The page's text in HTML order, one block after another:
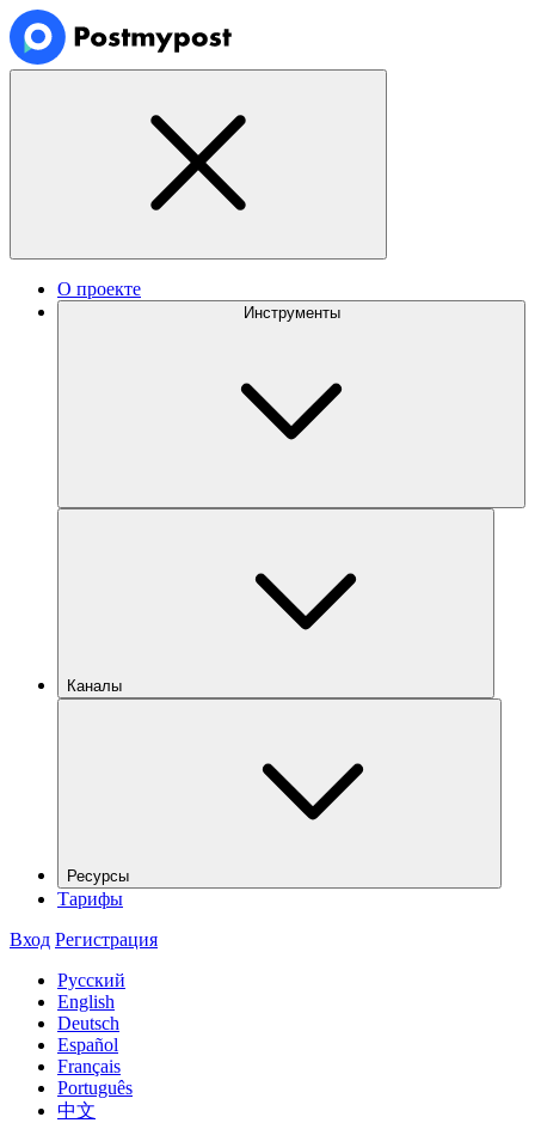
О проекте
Инструменты
Каналы
Ресурсы
Тарифы
Вход Регистрация
Русский
English
Deutsch
Español
Français
Português
中文